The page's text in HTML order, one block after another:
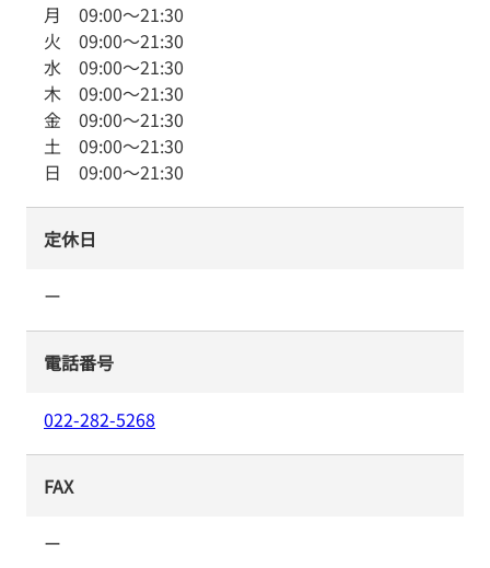
月 09:00～21:30
火 09:00～21:30
水 09:00～21:30
木 09:00～21:30
金 09:00～21:30
土 09:00～21:30
日 09:00～21:30
定休日
ー
電話番号
022-282-5268
FAX
ー